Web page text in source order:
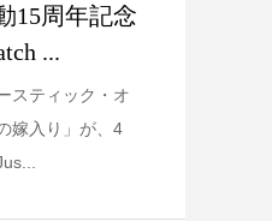
15周年記念
...
スティック・オ
嫁入り」が、4